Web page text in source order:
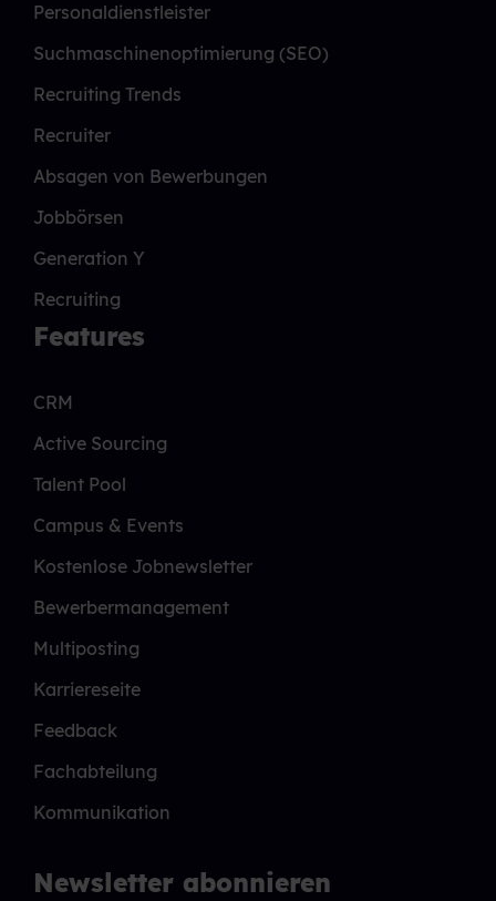
Personaldienstleister
Suchmaschinenoptimierung (SEO)
Recruiting Trends
Recruiter
Absagen von Bewerbungen
Jobbörsen
Generation Y
Recruiting
Features
CRM
Active Sourcing
Talent Pool
Campus & Events
Kostenlose Jobnewsletter
Bewerbermanagement
Multiposting
Karriereseite
Feedback
Fachabteilung
Kommunikation
Newsletter abonnieren